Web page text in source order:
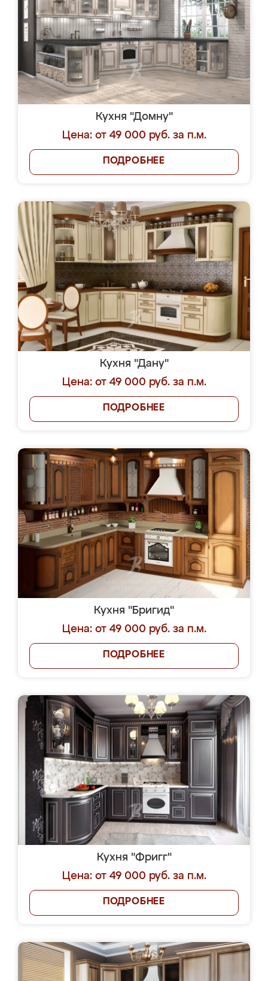
Кухня "Домну"
Цена: от 49 000 руб. за п.м.
ПОДРОБНЕЕ
Кухня "Дану"
Цена: от 49 000 руб. за п.м.
ПОДРОБНЕЕ
Кухня "Бригид"
Цена: от 49 000 руб. за п.м.
ПОДРОБНЕЕ
Кухня "Фригг"
Цена: от 49 000 руб. за п.м.
ПОДРОБНЕЕ